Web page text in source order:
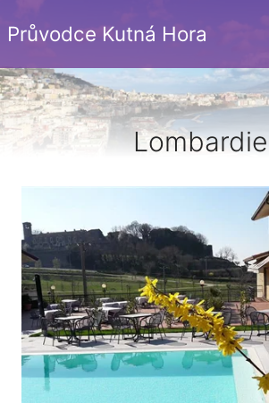
Průvodce Kutná Hora
Lombardie